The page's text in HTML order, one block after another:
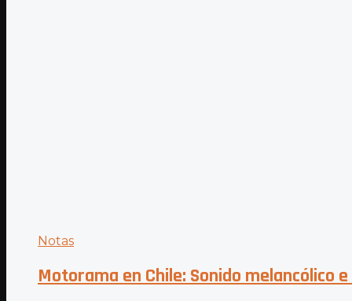
Notas
Motorama en Chile: Sonido melancólico